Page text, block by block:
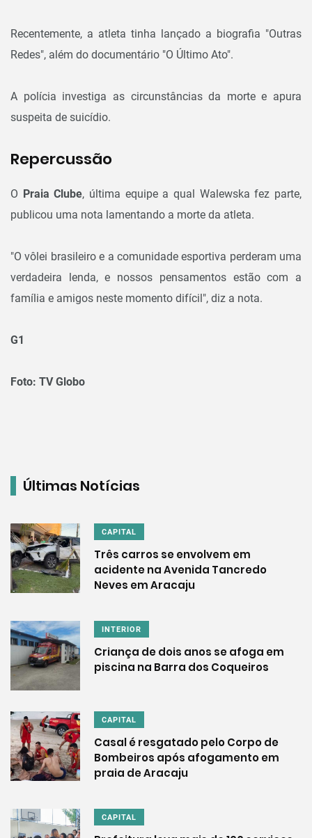
Recentemente, a atleta tinha lançado a biografia "Outras
Redes", além do documentário "O Último Ato".
A polícia investiga as circunstâncias da morte e apura
suspeita de suicídio.
Repercussão
O Praia Clube, última equipe a qual Walewska fez parte,
publicou uma nota lamentando a morte da atleta.
"O vôlei brasileiro e a comunidade esportiva perderam uma
verdadeira lenda, e nossos pensamentos estão com a
família e amigos neste momento difícil", diz a nota.
G1
Foto: TV Globo
Últimas Notícias
CAPITAL
Três carros se envolvem em
acidente na Avenida Tancredo
Neves em Aracaju
INTERIOR
Criança de dois anos se afoga em
piscina na Barra dos Coqueiros
CAPITAL
Casal é resgatado pelo Corpo de
Bombeiros após afogamento em
praia de Aracaju
CAPITAL